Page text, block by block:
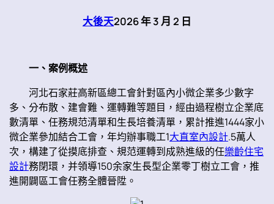
大後天2026 年 3 月 2 日
一、案例概述
河北石家莊高新區總工會針對區內小微企業多少數字
多、分布散、建會難、運轉難等題目，經由過程樹立企業底
數清單、任務規范清單和生長培養清單，累計推進1444家小
微企業參加結合工會，年均辦事職工1大直室內設計.5萬人
次，構建了從摸底排查、規范運轉到成熟進級的任樂齡住宅
設計務閉環，并領導150余家生長型企業零丁樹立工會，推
進開闢區工會任務全體晉陞。